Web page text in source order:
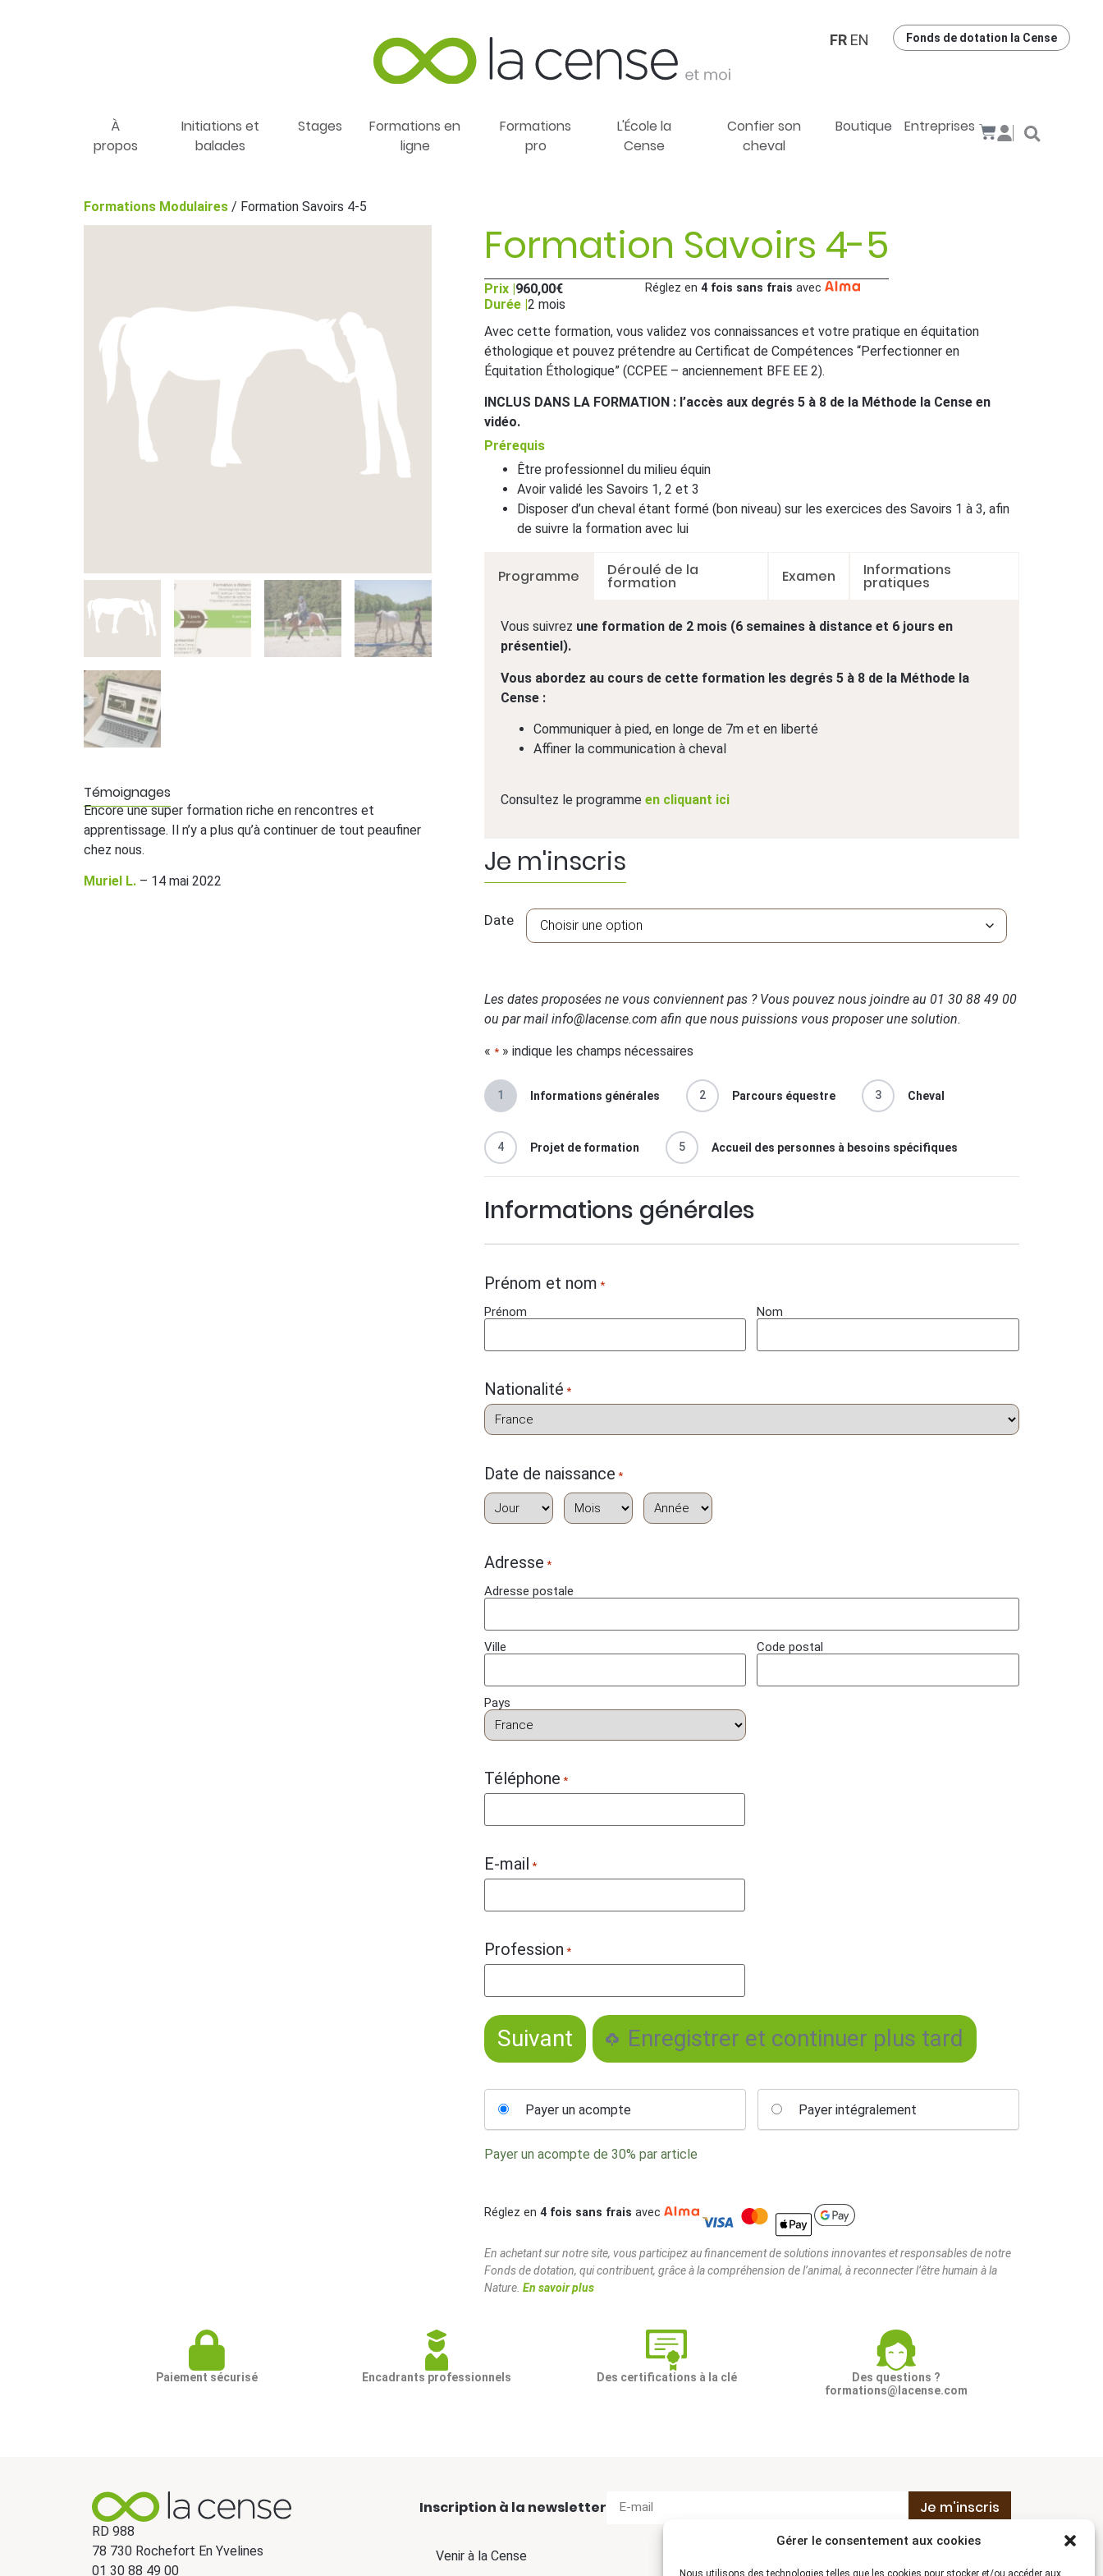
Gérer le consentement aux cookies
Nous utilisons des technologies telles que les cookies pour stocker et/ou accéder aux
Fonds de dotation la Cense
FR EN
À
propos
Initiations et
balades
Stages
Formations en
ligne
Formations
pro
L'École la
Cense
Confier son
cheval
Boutique Entreprises
Formations Modulaires / Formation Savoirs 4-5
Témoignages
Muriel L. – 14 mai 2022
Encore une super formation riche en rencontres et
apprentissage. Il n’y a plus qu’à continuer de tout peaufiner
chez nous.
Formation Savoirs 4-5
Prix |960,00€ Réglez en 4 fois sans frais avec
Durée |2 mois
Avec cette formation, vous validez vos connaissances et votre pratique en équitation
éthologique et pouvez prétendre au Certificat de Compétences “Perfectionner en
Équitation Éthologique” (CCPEE – anciennement BFE EE 2).
INCLUS DANS LA FORMATION : l’accès aux degrés 5 à 8 de la Méthode la Cense en
vidéo.
Prérequis
Être professionnel du milieu équin
Avoir validé les Savoirs 1, 2 et 3
Disposer d’un cheval étant formé (bon niveau) sur les exercices des Savoirs 1 à 3, afin
de suivre la formation avec lui
Programme Déroulé de la
formation Examen Informations
pratiques
Vous suivrez une formation de 2 mois (6 semaines à distance et 6 jours en
présentiel).
Vous abordez au cours de cette formation les degrés 5 à 8 de la Méthode la
Cense :
Communiquer à pied, en longe de 7m et en liberté
Affiner la communication à cheval
Consultez le programme en cliquant ici
Je m'inscris
Date
Les dates proposées ne vous conviennent pas ? Vous pouvez nous joindre au 01 30 88 49 00
ou par mail info@lacense.com afin que nous puissions vous proposer une solution.
« * » indique les champs nécessaires
1 Informations générales 2 Parcours équestre 3 Cheval
4 Projet de formation 5 Accueil des personnes à besoins spécifiques
Informations générales
Prénom et nom *
Prénom Nom
Nationalité *
Date de naissance *
Adresse *
Adresse postale
Ville Code postal
Pays
Téléphone *
E-mail *
Profession *
Enregistrer et continuer plus tard
your
option
Payer un acompte Payer intégralement
Payer un acompte de 30% par article
Réglez en 4 fois sans frais avec
En achetant sur notre site, vous participez au financement de solutions innovantes et responsables de notre
Fonds de dotation, qui contribuent, grâce à la compréhension de l’animal, à reconnecter l’être humain à la
Nature. En savoir plus
Paiement sécurisé Encadrants professionnels Des certifications à la clé
Des questions ?
formations@lacense.com
RD 988
78 730 Rochefort En Yvelines
01 30 88 49 00
Inscription à la newsletter Je m'inscris
Venir à la Cense